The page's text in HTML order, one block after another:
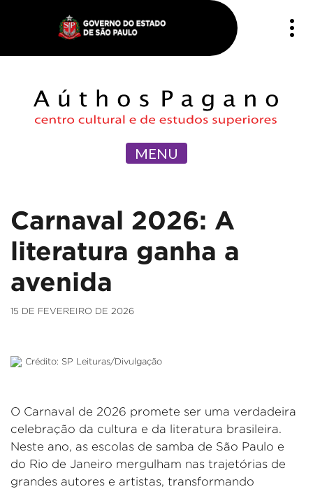
MENU
Carnaval 2026: A
literatura ganha a
avenida
15 DE FEVEREIRO DE 2026
Crédito: SP Leituras/Divulgação
O Carnaval de 2026 promete ser uma verdadeira
celebração da cultura e da literatura brasileira.
Neste ano, as escolas de samba de São Paulo e
do Rio de Janeiro mergulham nas trajetórias de
grandes autores e artistas, transformando